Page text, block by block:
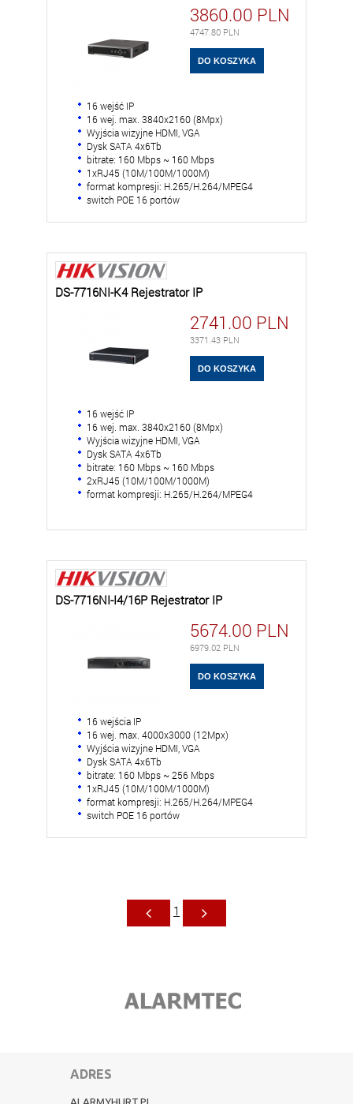
3860.00 PLN
4747.80 PLN
16 wejść IP
16 wej. max. 3840x2160 (8Mpx)
Wyjścia wizyjne HDMI, VGA
Dysk SATA 4x6Tb
bitrate: 160 Mbps ~ 160 Mbps
1xRJ45 (10M/100M/1000M)
format kompresji: H.265/H.264/MPEG4
switch POE 16 portów
DS-7716NI-K4 Rejestrator IP
2741.00 PLN
3371.43 PLN
16 wejść IP
16 wej. max. 3840x2160 (8Mpx)
Wyjścia wizyjne HDMI, VGA
Dysk SATA 4x6Tb
bitrate: 160 Mbps ~ 160 Mbps
2xRJ45 (10M/100M/1000M)
format kompresji: H.265/H.264/MPEG4
DS-7716NI-I4/16P Rejestrator IP
5674.00 PLN
6979.02 PLN
16 wejścia IP
16 wej. max. 4000x3000 (12Mpx)
Wyjścia wizyjne HDMI, VGA
Dysk SATA 4x6Tb
bitrate: 160 Mbps ~ 256 Mbps
1xRJ45 (10M/100M/1000M)
format kompresji: H.265/H.264/MPEG4
switch POE 16 portów
1
ADRES